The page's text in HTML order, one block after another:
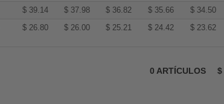
$ 39.14 $ 37.98 $ 36.82 $ 35.66 $ 34.50
$ 26.80 $ 26.00 $ 25.21 $ 24.42 $ 23.62
0 ARTÍCULOS $